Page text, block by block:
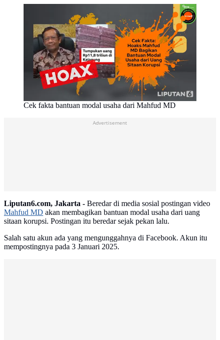
Cek fakta bantuan modal usaha dari Mahfud MD
Advertisement
Liputan6.com, Jakarta - Beredar di media sosial postingan video
Mahfud MD akan membagikan bantuan modal usaha dari uang
sitaan korupsi. Postingan itu beredar sejak pekan lalu.
Salah satu akun ada yang mengunggahnya di Facebook. Akun itu
mempostingnya pada 3 Januari 2025.